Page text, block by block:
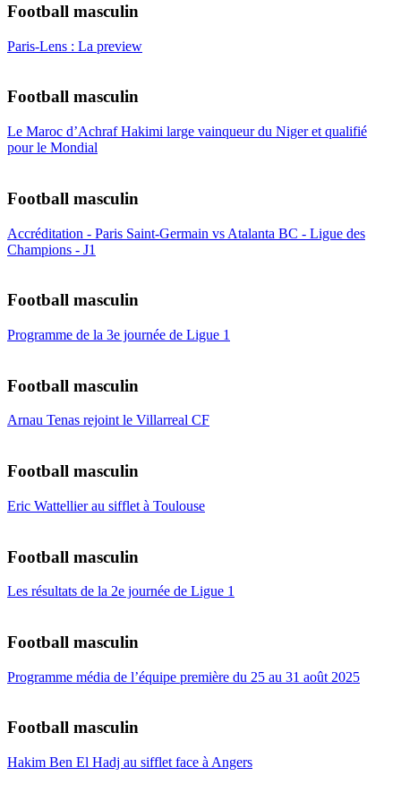
Football masculin
Paris-Lens : La preview
Football masculin
Le Maroc d’Achraf Hakimi large vainqueur du Niger et qualifié
pour le Mondial
Football masculin
Accréditation - Paris Saint-Germain vs Atalanta BC - Ligue des
Champions - J1
Football masculin
Programme de la 3e journée de Ligue 1
Football masculin
Arnau Tenas rejoint le Villarreal CF
Football masculin
Eric Wattellier au sifflet à Toulouse
Football masculin
Les résultats de la 2e journée de Ligue 1
Football masculin
Programme média de l’équipe première du 25 au 31 août 2025
Football masculin
Hakim Ben El Hadj au sifflet face à Angers